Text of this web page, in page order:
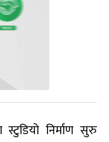
निर्माण सुरु